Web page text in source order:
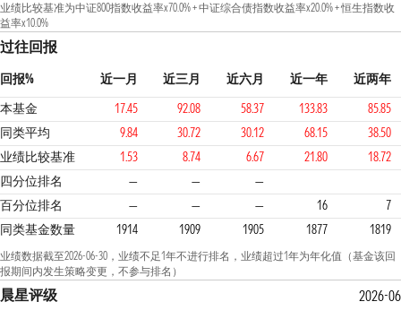
业绩比较基准为中证800指数收益率x70.0% + 中证综合债指数收益率x20.0% + 恒生指数收
益率x10.0%
过往回报
回报% 近一月 近三月 近六月 近一年
近两年
本基金
17.45 92.08 58.37 133.83
85.85
同类平均
9.84 30.72 30.12 68.15
38.50
业绩比较基准
1.53 8.74 6.67 21.80
18.72
四分位排名
— — —
1 1 1
百分位排名 — — — 16
7
同类基金数量
1914 1909 1905 1877 1819
业绩数据截至2026-06-30，业绩不足1年不进行排名，业绩超过1年为年化值（基金该回
报期间内发生策略变更，不参与排名）
晨星评级 2026-06